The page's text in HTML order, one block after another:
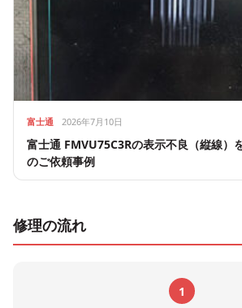
富士通 2026年7月10日
富士通 FMVU75C3Rの表示不良（縦線）
のご依頼事例
修理の流れ
1